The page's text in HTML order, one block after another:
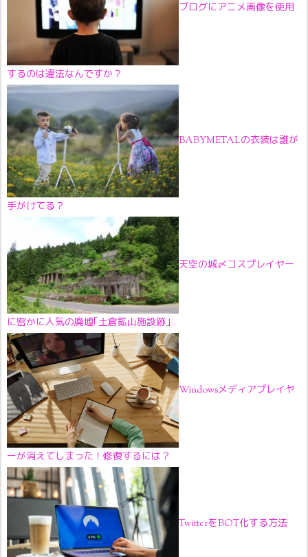
ブログにアニメ画像を使用
するのは違法なんですか？
BABYMETALの衣装は誰が
手がけてる？
天空の城〆コスプレイヤー
に密かに人気の廃墟｢土倉鉱山施設跡｣
Windowsメディアプレイヤ
ーが消えてしまった！修復するには？
TwitterをBOT化する方法